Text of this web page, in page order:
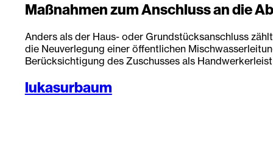
Maßnahmen zum Anschluss an die
Anders als der Haus- oder Grundstücksanschluss
die Neuverlegung einer öffentlichen
Berücksichtigung des Zuschusses als
lukasurbaum